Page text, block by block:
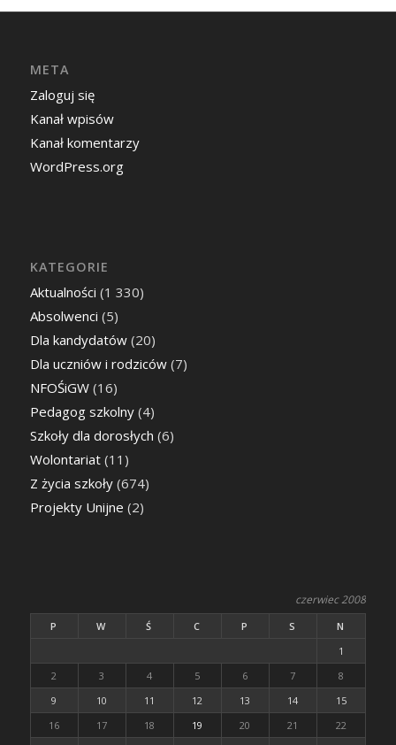
META
Zaloguj się
Kanał wpisów
Kanał komentarzy
WordPress.org
KATEGORIE
Aktualności (1 330)
Absolwenci (5)
Dla kandydatów(20)
Dla uczniów i rodziców(7)
NFOŚiGW(16)
Pedagog szkolny(4)
Szkoły dla dorosłych (6)
Wolontariat(11)
Z życia szkoły(674)
Projekty Unijne (2)
czerwiec 2008
P W Ś C P S
N
1
2
3 4 5 6 7
8
9
10 11 12 13 14
15
16
17 18 19 20 21
22